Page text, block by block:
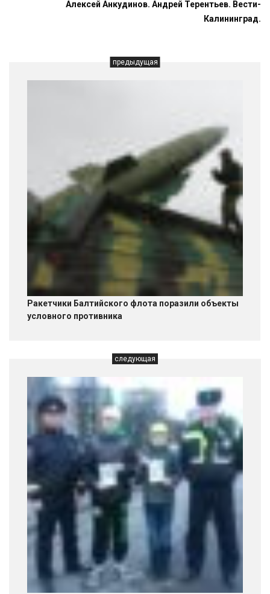
Алексей Анкудинов. Андрей Терентьев. Вести-
Калининград.
предыдущая
Ракетчики Балтийского флота поразили объекты
условного противника
следующая